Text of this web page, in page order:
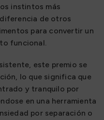
instintos más
de otros
para convertir un
funcional.
este premio se
lo que significa que
y tranquilo por
en una herramienta
por separación o